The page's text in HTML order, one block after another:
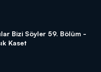
Bizi Söyler 59. Bölüm -
Kaset